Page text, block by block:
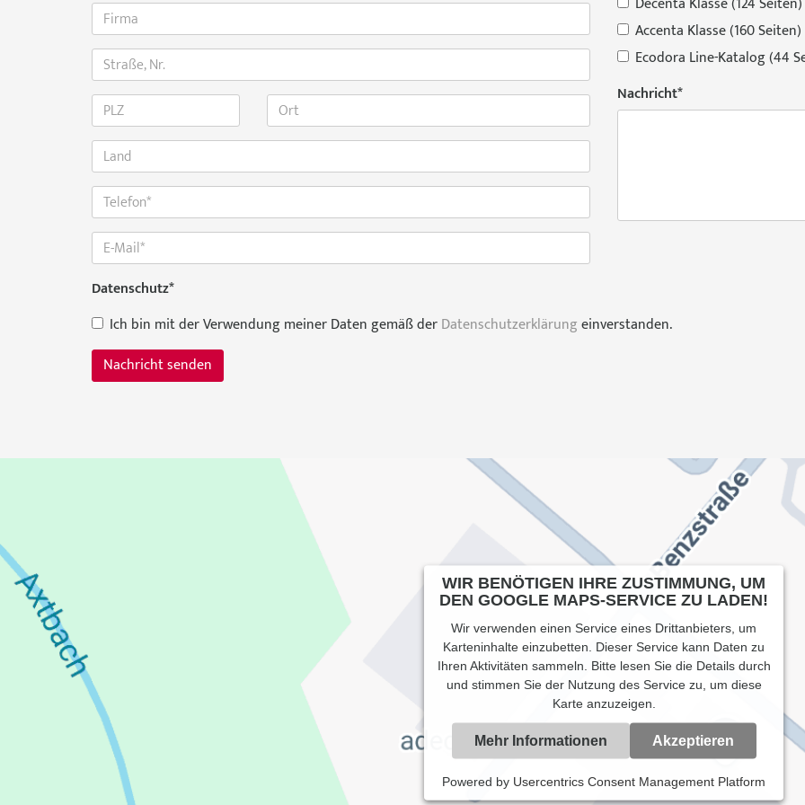
Accenta Klasse (160 Seiten)
Ecodora Line-Katalog (44
Nachricht*
Datenschutz*
Ich bin mit der Verwendung meiner Daten gemäß derDatenschutzerklärungeinverstanden.
WIR BENÖTIGEN IHRE ZUSTIMMUNG, UM
DEN GOOGLE MAPS-SERVICE ZU LADEN!
Wir verwenden einen Service eines Drittanbieters, um
Karteninhalte einzubetten. Dieser Service kann Daten zu
Ihren Aktivitäten sammeln. Bitte lesen Sie die Details durch
und stimmen Sie der Nutzung des Service zu, um diese
Karte anzuzeigen.
Mehr Informationen Akzeptieren
Powered by Usercentrics Consent Management Platform